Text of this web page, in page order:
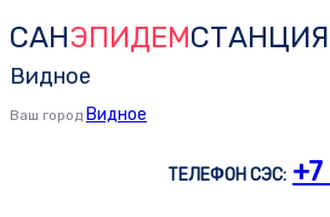
Skip
links
Skip
to
primary
САНЭПИДЕМСТАНЦИЯ
Видное
Ваш город Видное
ТЕЛЕФОН СЭС: